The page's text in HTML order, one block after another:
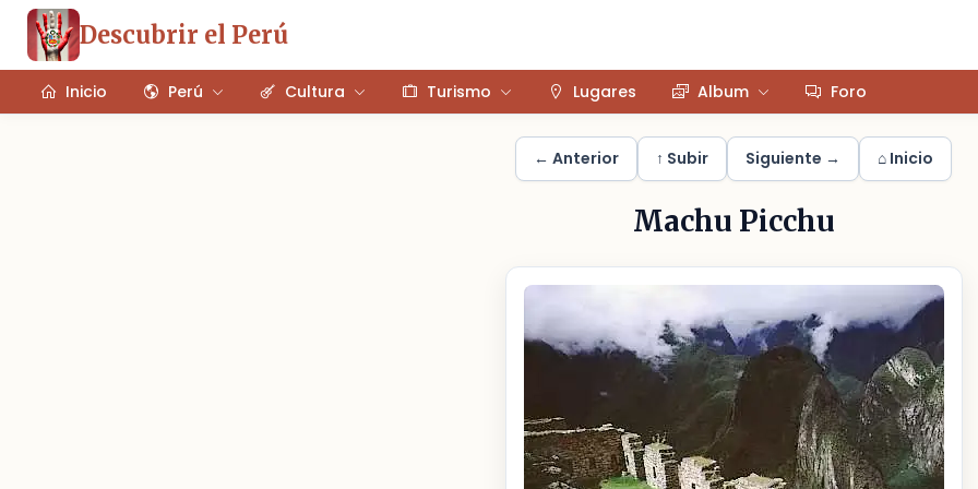
Descubrir el Perú
Inicio Perú Cultura Turismo Lugares Album Foro
← Anterior ↑ Subir Siguiente → ⌂ Inicio
Machu Picchu